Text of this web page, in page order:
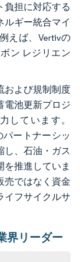
負担に対応する
ルギー統合マイ
えば、Vertivの
ン レジリエン
および規制制度
電池更新プロジ
しています。
パートナーシッ
し、石油・ガス
を推進していま
売ではなく資金
イフサイクルサ
界リーダー